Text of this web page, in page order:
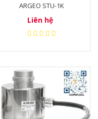
ARGEO STU-1K
Liên hệ